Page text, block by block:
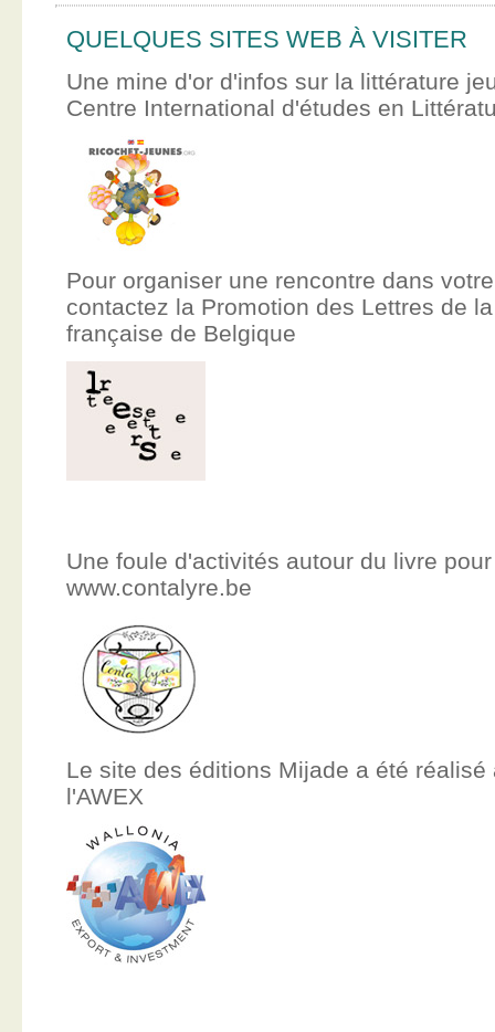
QUELQUES SITES WEB À VISITER
Une mine d'or d'infos sur la littérature
Centre International d'études en
Pour organiser une rencontre dans
contactez la Promotion des Lettres de
française de Belgique
Une foule d'activités autour du livre
www.contalyre.be
Le site des éditions Mijade a été réalisé
l'AWEX